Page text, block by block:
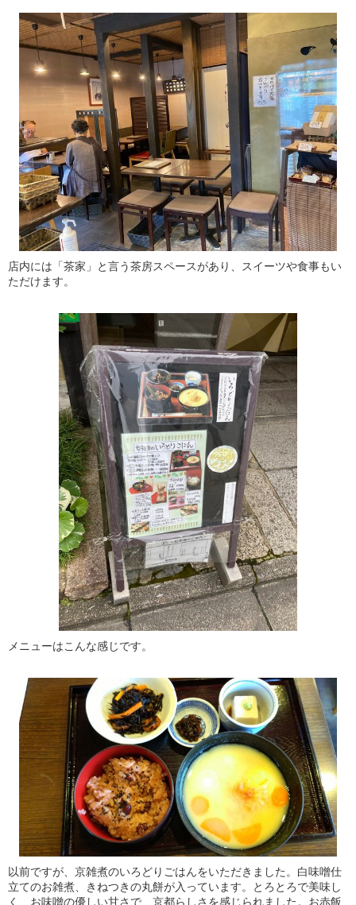
店内には「茶家」と言う茶房スペースがあり、スイーツや食事もい
ただけます。
メニューはこんな感じです。
以前ですが、京雑煮のいろどりごはんをいただきました。白味噌仕
立てのお雑煮、きねつきの丸餅が入っています。とろとろで美味し
く、お味噌の優しい甘さで、京都らしさを感じられました。お赤飯